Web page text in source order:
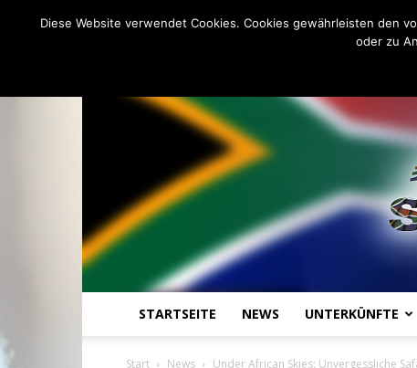
STARTSEITE NEWS UNTERKÜNFTE
Start News Under African Skies: Unvergessliche
Diese Website verwendet Cookies. Cookies gewährleisten den
oder zu